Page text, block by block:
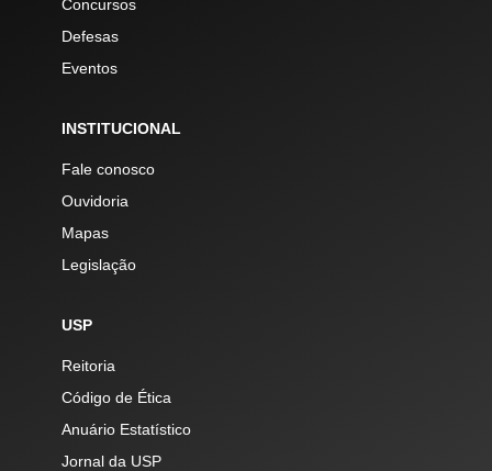
Concursos
Defesas
Eventos
INSTITUCIONAL
Fale conosco
Ouvidoria
Mapas
Legislação
USP
Reitoria
Código de Ética
Anuário Estatístico
Jornal da USP